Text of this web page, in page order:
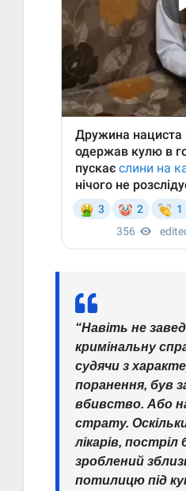
“Навіть не
кримінальну
судячи з
поранення, був
вбивство. Або
страту.
лікарів, постріл
зроблений
потилицю під